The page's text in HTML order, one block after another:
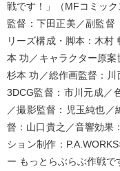
戦です！」（MFコミック
監督：下田正美／副監督
リーズ構成・脚本：木村
本 功／キャラクター原案
杉本 功／総作画監督：
3DCG監督：市川元成／
／撮影監督：児玉純也
督：山口貴之／音響効果
ション制作：
ー もっとらぶらぶ作戦で